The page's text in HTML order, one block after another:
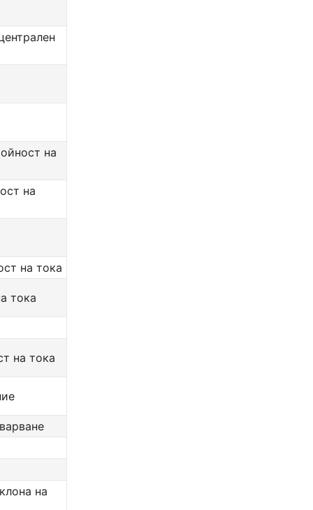
на
на
на тока
тока
на тока
на